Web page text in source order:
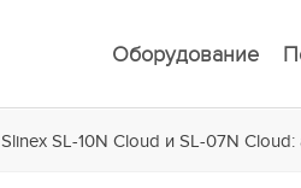
Оборудование
Slinex SL-10N Cloud и SL-07N